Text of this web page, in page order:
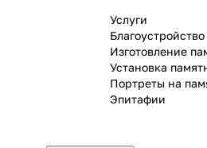
Услуги
Благоустройство
Изготовление
Установка
Портреты на
Эпитафии